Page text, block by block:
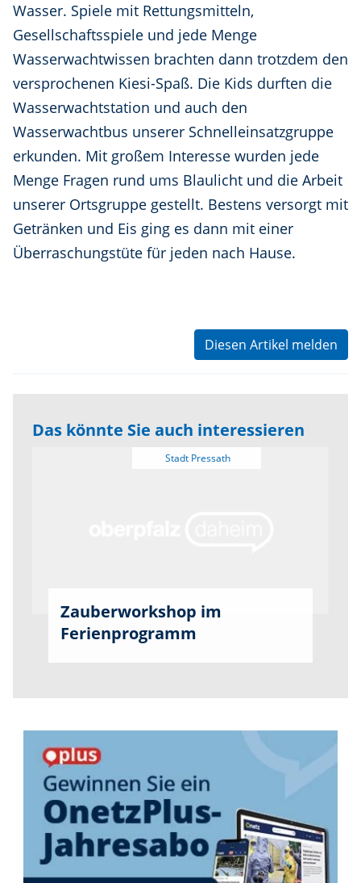
Wasser. Spiele mit Rettungsmitteln,
Gesellschaftsspiele und jede Menge
Wasserwachtwissen brachten dann trotzdem den
versprochenen Kiesi-Spaß. Die Kids durften die
Wasserwachtstation und auch den
Wasserwachtbus unserer Schnelleinsatzgruppe
erkunden. Mit großem Interesse wurden jede
Menge Fragen rund ums Blaulicht und die Arbeit
unserer Ortsgruppe gestellt. Bestens versorgt mit
Getränken und Eis ging es dann mit einer
Überraschungstüte für jeden nach Hause.
Diesen Artikel melden
Das könnte Sie auch interessieren
Zauberworkshop im
Ferienprogramm